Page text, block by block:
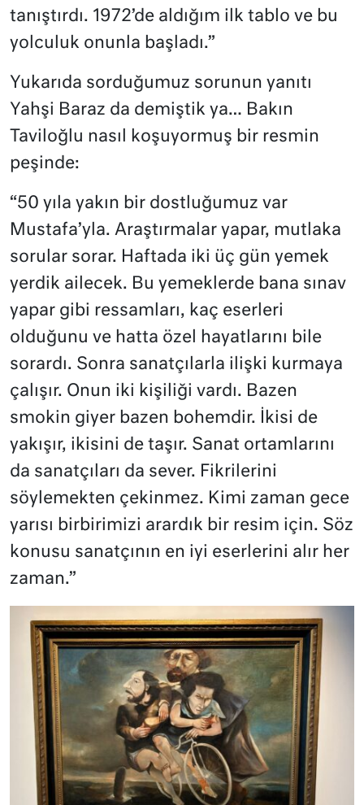
tanıştırdı. 1972’de aldığım ilk tablo ve bu
yolculuk onunla başladı.”
Yukarıda sorduğumuz sorunun yanıtı
Yahşi Baraz da demiştik ya… Bakın
Taviloğlu nasıl koşuyormuş bir resmin
peşinde:
“50 yıla yakın bir dostluğumuz var
Mustafa’yla. Araştırmalar yapar, mutlaka
sorular sorar. Haftada iki üç gün yemek
yerdik ailecek. Bu yemeklerde bana sınav
yapar gibi ressamları, kaç eserleri
olduğunu ve hatta özel hayatlarını bile
sorardı. Sonra sanatçılarla ilişki kurmaya
çalışır. Onun iki kişiliği vardı. Bazen
smokin giyer bazen bohemdir. İkisi de
yakışır, ikisini de taşır. Sanat ortamlarını
da sanatçıları da sever. Fikrilerini
söylemekten çekinmez. Kimi zaman gece
yarısı birbirimizi arardık bir resim için. Söz
konusu sanatçının en iyi eserlerini alır her
zaman.”